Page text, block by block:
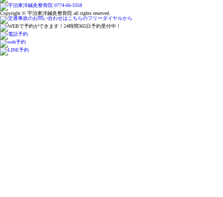
Copyright © 宇治東洋鍼灸整骨院 all rights reserved.